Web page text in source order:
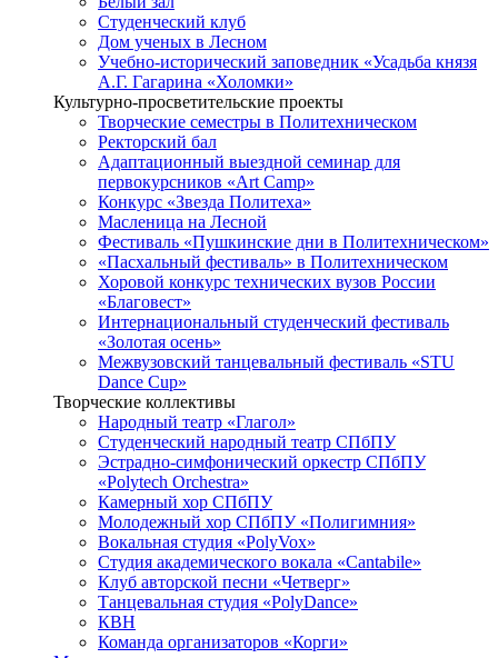
Студенческий клуб
Дом ученых в Лесном
Учебно-исторический заповедник «Усадьба князя
А.Г. Гагарина «Холомки»
Культурно-просветительские проекты
Творческие семестры в Политехническом
Ректорский бал
Адаптационный выездной семинар для
первокурсников «Art Camp»
Конкурс «Звезда Политеха»
Масленица на Лесной
Фестиваль «Пушкинские дни в Политехническом»
«Пасхальный фестиваль» в Политехническом
Хоровой конкурс технических вузов России
«Благовест»
Интернациональный студенческий фестиваль
«Золотая осень»
Межвузовский танцевальный фестиваль «STU
Dance Cup»
Творческие коллективы
Народный театр «Глагол»
Студенческий народный театр СПбПУ
Эстрадно-симфонический оркестр СПбПУ
«Polytech Orchestra»
Камерный хор СПбПУ
Молодежный хор СПбПУ «Полигимния»
Вокальная студия «PolyVox»
Студия академического вокала «Cantabile»
Клуб авторской песни «Четверг»
Танцевальная студия «PolyDance»
КВН
Команда организаторов «Корги»